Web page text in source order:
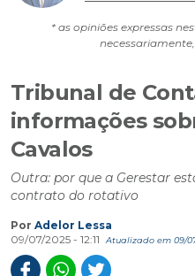
* as opiniões expressas
Tribunal de
informações
Cavalos
Outra: por que a Gerestar
contrato do rotativo
Por Adelor Lessa
09/07/2025 - 12:11
Atualizado em 09/